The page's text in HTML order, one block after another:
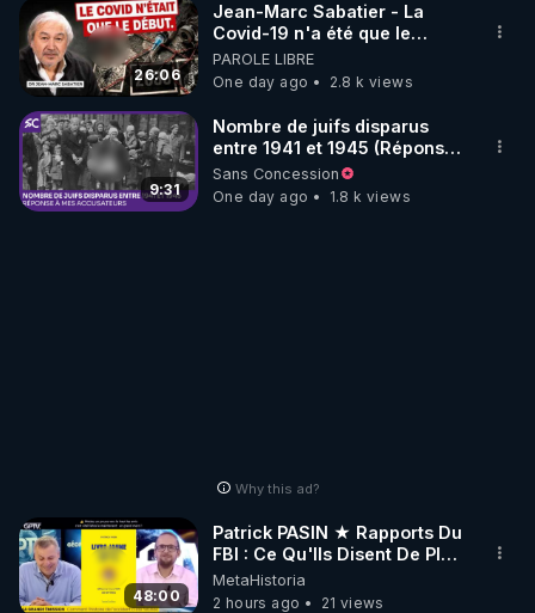
26:06
Jean-Marc Sabatier - La
Covid-19 n'a été que le
début - L'ARNm & l'ARNm-aa
jusqu où auront-t-il ?
PAROLE LIBRE
One day ago
2.8 k views
9:31
Nombre de juifs disparus
entre 1941 et 1945 (Réponse
à mes accusateurs)
Sans Concession
One day ago
1.8 k views
Why this ad?
48:00
Patrick PASIN ★ Rapports Du
FBI : Ce Qu'Ils Disent De Plus
Grave Sur Hitler
MetaHistoria
2 hours ago
21 views